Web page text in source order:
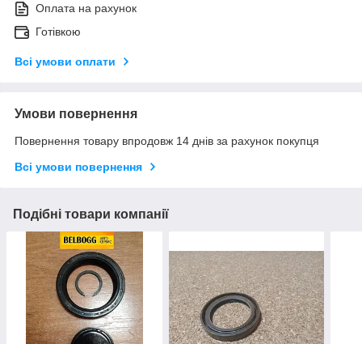
Оплата на рахунок
Готівкою
Всі умови оплати
Умови повернення
Повернення товару впродовж 14 днів за рахунок покупця
Всі умови повернення
Подібні товари компанії